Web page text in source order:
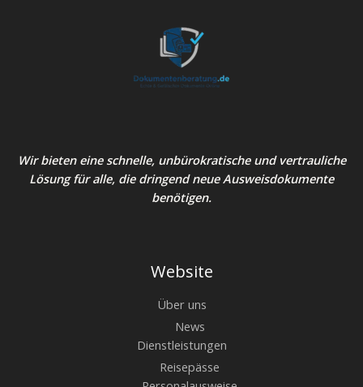
Wir bieten eine schnelle, unbürokratische und vertrauliche
Lösung für alle, die dringend neue Ausweisdokumente
benötigen.
Website
Über uns
News
Dienstleistungen
Reisepässe